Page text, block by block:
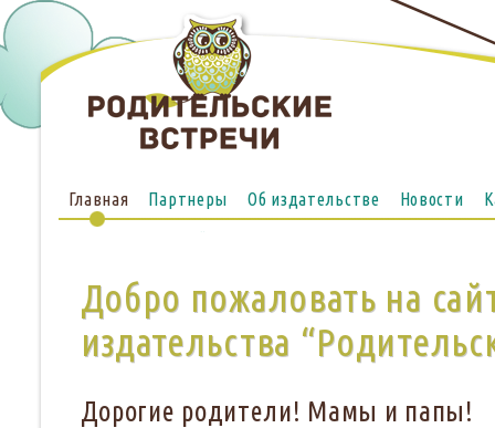
Главная Партнеры Об издательстве Новости
Добро пожаловать на
издательства
Дорогие родители! Мамы и папы!